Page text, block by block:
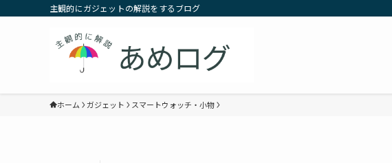
主観的にガジェットの解説をするブログ
ホーム ガジェット スマートウォッチ・小物